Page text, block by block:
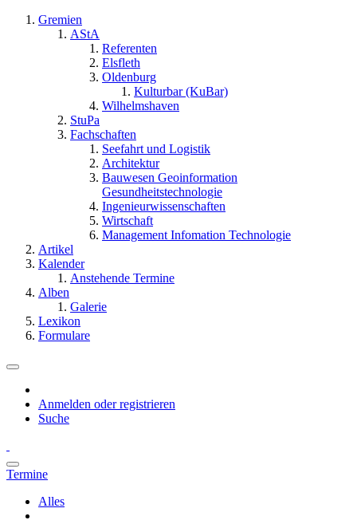
Gremien
AStA
Referenten
Elsfleth
Oldenburg
Kulturbar (KuBar)
Wilhelmshaven
StuPa
Fachschaften
Seefahrt und Logistik
Architektur
Bauwesen Geoinformation
Gesundheitstechnologie
Ingenieurwissenschaften
Wirtschaft
Management Infomation Technologie
Artikel
Kalender
Anstehende Termine
Alben
Galerie
Lexikon
Formulare
Anmelden oder registrieren
Suche
Termine
Alles